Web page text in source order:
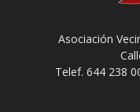
Asociación
Telef. 644 238